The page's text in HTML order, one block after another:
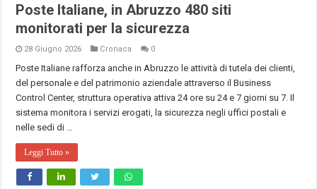
Poste Italiane, in Abruzzo 480 siti
monitorati per la sicurezza
28 Giugno 2026 Cronaca 0
Poste Italiane rafforza anche in Abruzzo le attività di tutela dei clienti,
del personale e del patrimonio aziendale attraverso il Business
Control Center, struttura operativa attiva 24 ore su 24 e 7 giorni su 7. Il
sistema monitora i servizi erogati, la sicurezza negli uffici postali e
nelle sedi di …
Leggi Tutto »